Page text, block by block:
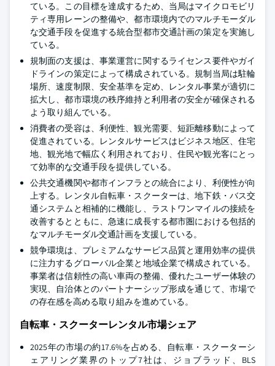
ている。この目標を達成するため、当局はマイクロモビリ
ティ専用レーンの整備や、都市環境内でのマルチモーダル
な交通手段を促進する統合型都市交通計画の策定を実施し
ている。
規制面の支援は、事業運営に関するライセンス要件やガイ
ドラインの策定によって構成されている。規制当局は駐輪
場所、速度制限、安全基準を定め、レンタル事業が適切に
拡大し、都市環境の秩序維持と利用者の安全が確保される
よう取り組んでいる。
消費者の受容は、利便性、観光需要、短距離移動によって
促進されている。レンタルサービスはビジネス地区、住宅
地、観光地で幅広く利用されており、住民や観光客にとっ
て効率的な交通手段を提供している。
公共交通機関や都市インフラとの統合により、利便性が向
上する。レンタル自転車・スクーターは、地下鉄・バス交
通システムと相補的に機能し、ラストワンマイルの接続を
改善するとともに、急速に成長する都市圏における包括的
なマルチモーダル交通計画を支援している。
競争環境は、プレミアムなサービス品質と運用効率の提供
に注力するグローバル企業と地域企業で構成されている。
事業者は信頼性の高い車両の整備、優れたユーザー体験の
実現、自治体とのパートナーシップ形成を通じて、市場で
の存在感を高める取り組みを進めている。
自転車・スクーターレンタル市場シェア
2025年の市場の約17.6%を占める、自転車・スクーターシ
ェアリング業界のトップ7社は、ジョブラッド、BLS